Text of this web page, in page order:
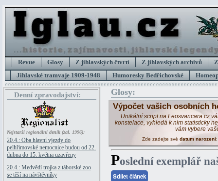
Revue Glosy Z jihlavských čtvrtí Z jihlavských archivů
Jihlavské tramvaje 1909-1948
Humoresky Bedřichovské
Denní zpravodajství:
Nejstarší regionální deník (zal. 1996):
20.4.: Oba hlavní vjezdy do
pelhřimovské nemocnice budou od 22.
dubna do 15. května uzavřeny
20.4.: Medvědí trojka z táborské zoo
se těší na návštěvníky
Glosy:
Výpočet vašich osobních
Unikátní script na Leosvancara.cz
konstelace, vyhledá k nim statisticky
vám vybere
Zde zadejte své datum narození
Poslední exemplář
Sdílet článek